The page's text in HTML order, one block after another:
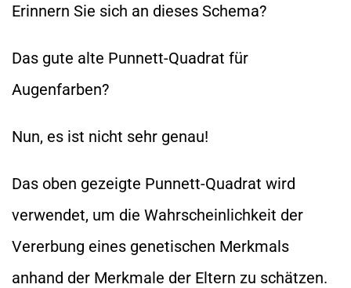
Erinnern Sie sich an dieses Schema?
Das gute alte Punnett-Quadrat für
Augenfarben?
Nun, es ist nicht sehr genau!
Das oben gezeigte Punnett-Quadrat wird
verwendet, um die Wahrscheinlichkeit der
Vererbung eines genetischen Merkmals
anhand der Merkmale der Eltern zu schätzen.